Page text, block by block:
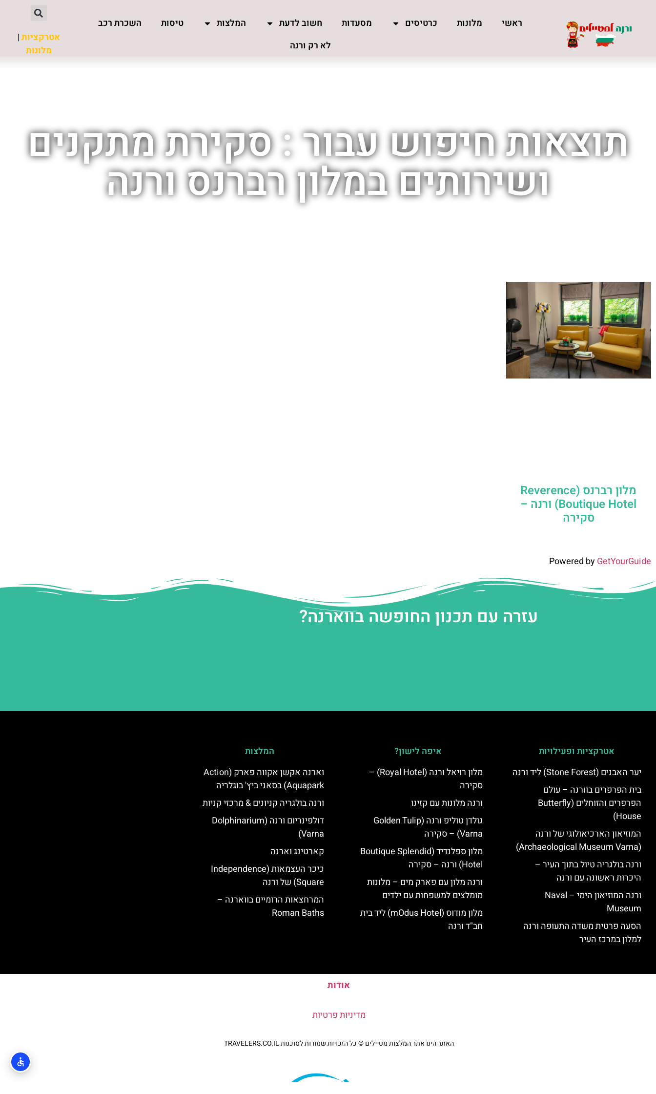
ראשי מלונות כרטיסים מסעדות חשוב לדעת המלצות טיסות
השכרת רכב
לא רק ורנה
אטרקציות|
מלונות
תוצאות חיפוש עבור : סקירת מתקנים
ושירותים במלון רברנס ורנה
מלון רברנס (Reverence
Boutique Hotel) ורנה –
סקירה
Powered byGetYourGuide
עזרה עם תכנון החופשה בווארנה?
אטרקציות ופעילויות
יער האבנים (Stone Forest) ליד ורנה
בית הפרפרים בוורנה – עולם
הפרפרים והזוחלים (Butterfly
House)
המוזיאון הארכיאולוגי של ורנה
(Archaeological Museum Varna)
ורנה בולגריה טיול בתוך העיר –
היכרות ראשונה עם ורנה
ורנה המוזיאון הימי – Naval
Museum
הסעה פרטית משדה התעופה ורנה
למלון במרכז העיר
איפה לישון?
מלון רויאל ורנה (Royal Hotel) –
סקירה
ורנה מלונות עם קזינו
גולדן טוליפ ורנה (Golden Tulip
Varna) – סקירה
מלון ספלנדיד (Boutique Splendid
Hotel) ורנה – סקירה
ורנה מלון עם פארק מים – מלונות
מומלצים למשפחות עם ילדים
מלון מודוס (mOdus Hotel) ליד בית
חב"ד ורנה
המלצות
וארנה אקשן אקווה פארק (Action
Aquapark) בסאני ביץ' בוגלריה
ורנה בולגריה קניונים & מרכזי קניות
דולפינריום ורנה (Dolphinarium
Varna)
קארטינג וארנה
כיכר העצמאות (Independence
Square) של ורנה
המרחצאות הרומיים בווארנה –
Roman Baths
אודות
מדיניות פרטיות
האתר הינו אתר המלצות מטיילים © כל הזכויות שמורות לסוכנות TRAVELERS.CO.IL